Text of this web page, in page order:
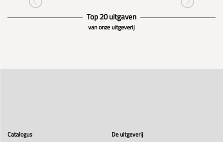
Top 20 uitgaven
van onze uitgeverij
Catalogus
De uitgeverij